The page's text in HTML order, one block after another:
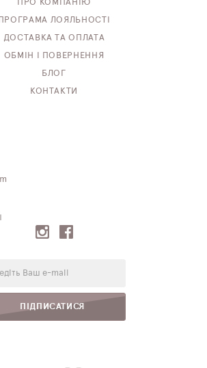
ПІДПИСАТИСЯ
ПРО КОМПАНІЮ
ПРОГРАМА ЛОЯЛЬНОСТІ
ДОСТАВКА ТА ОПЛАТА
ОБМІН І ПОВЕРНЕННЯ
БЛОГ
КОНТАКТИ